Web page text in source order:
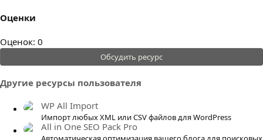
Оценки
0
.
0
0
з
Оценок: 0
Обсудить ресурс
Другие ресурсы пользователя
WP All Import
Импорт любых XML или CSV файлов для WordPress
All in One SEO Pack Pro